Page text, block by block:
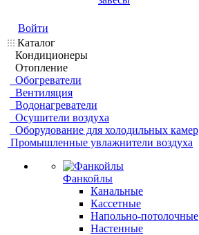
Войти
Каталог
Кондиционеры
Отопление
Обогреватели
Вентиляция
Водонагреватели
Осушители воздуха
Оборудование для холодильных камер
Промышленные увлажнители воздуха
Фанкойлы
Канальные
Кассетные
Напольно-потолочные
Настенные